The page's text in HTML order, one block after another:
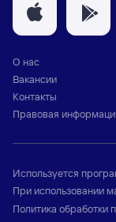
О нас
Вакансии
Контакты
Правовая
Используется
При использовании
Политика обработки